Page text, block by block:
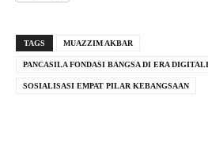
TAGS MUAZZIM AKBAR
PANCASILA FONDASI BANGSA DI ERA
SOSIALISASI EMPAT PILAR KEBANGSAAN